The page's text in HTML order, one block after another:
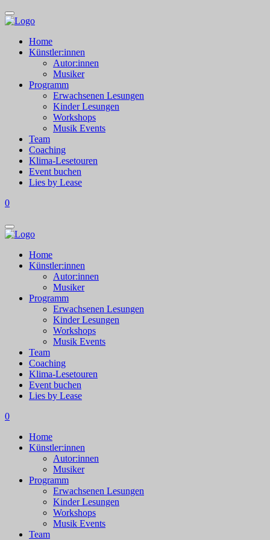
Home
Künstler:innen
Autor:innen
Musiker
Programm
Erwachsenen Lesungen
Kinder Lesungen
Workshops
Musik Events
Team
Coaching
Klima-Lesetouren
Event buchen
Lies by Lease
0
Home
Künstler:innen
Autor:innen
Musiker
Programm
Erwachsenen Lesungen
Kinder Lesungen
Workshops
Musik Events
Team
Coaching
Klima-Lesetouren
Event buchen
Lies by Lease
0
Home
Künstler:innen
Autor:innen
Musiker
Programm
Erwachsenen Lesungen
Kinder Lesungen
Workshops
Musik Events
Team